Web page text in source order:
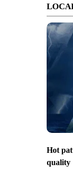
Hot
quality